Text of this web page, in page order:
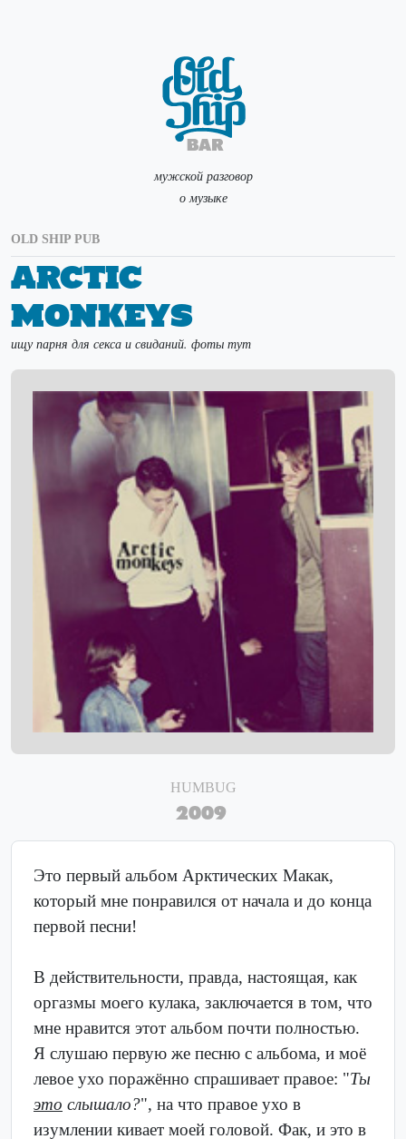
мужской разговор
о музыке
OLD SHIP PUB
Arctic
Monkeys
ищу парня для секса и свиданий. фоты тут
HUMBUG
2009
Это первый альбом Арктических Макак,
который мне понравился от начала и до конца
первой песни!
В действительности, правда, настоящая, как
оргазмы моего кулака, заключается в том, что
мне нравится этот альбом почти полностью.
Я слушаю первую же песню с альбома, и моё
левое ухо поражённо спрашивает правое: "Ты
это слышало?", на что правое ухо в
изумлении кивает моей головой. Фак, и это в